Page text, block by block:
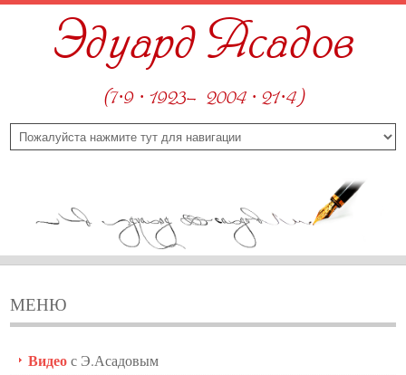
Эдуард Асадов
(7·9 · 1923—2004 · 21·4)
МЕНЮ
Видеос Э.Асадовым